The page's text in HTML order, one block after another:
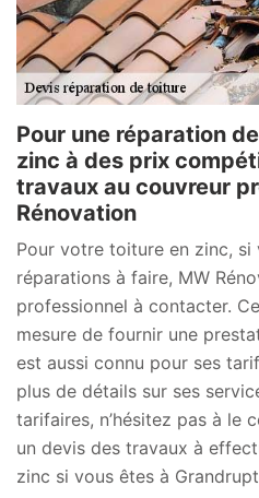
Pour une réparation
zinc à des prix
travaux au couvreur
Rénovation
Pour votre toiture en zinc, si
réparations à faire, MW
professionnel à contacter.
mesure de fournir une
est aussi connu pour ses
plus de détails sur ses
tarifaires, n’hésitez pas à le
un devis des travaux à
zinc si vous êtes à